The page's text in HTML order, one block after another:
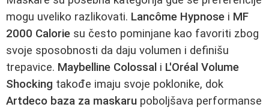
mogu uveliko razlikovati. Lancôme Hypnose i MF
2000 Calorie su često pominjane kao favoriti zbog
svoje sposobnosti da daju volumen i definišu
trepavice. Maybelline Colossal i L'Oréal Volume
Shocking takođe imaju svoje poklonike, dok
Artdeco baza za maskaru poboljšava performanse